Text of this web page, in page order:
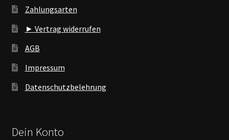
Zahlungsarten
► Vertrag widerrufen
AGB
Impressum
Datenschutzbelehrung
Dein Konto